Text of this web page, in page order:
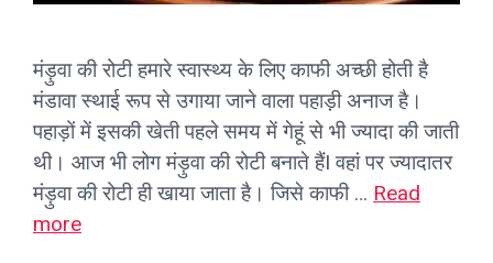
मंड़ुवा की रोटी हमारे स्वास्थ्य के लिए काफी अच्छी होती है
मंडावा स्थाई रूप से उगाया जाने वाला पहाड़ी अनाज है।
पहाड़ों में इसकी खेती पहले समय में गेहूं से भी ज्यादा की जाती
थी। आज भी लोग मंड़ुवा की रोटी बनाते हैंI वहां पर ज्यादातर
मंड़ुवा की रोटी ही खाया जाता है। जिसे काफी … Read
more